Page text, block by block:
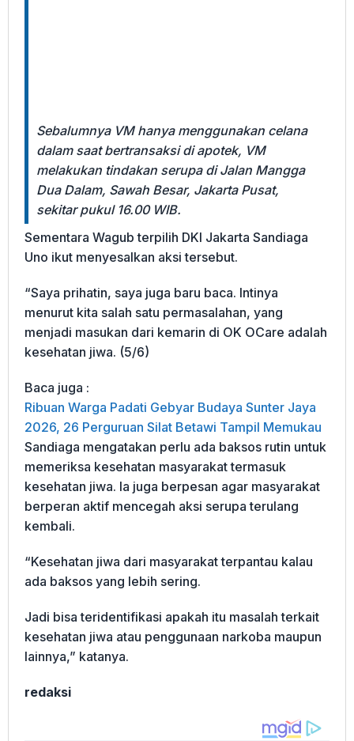
Sebalumnya VM hanya menggunakan celana
dalam saat bertransaksi di apotek, VM
melakukan tindakan serupa di Jalan Mangga
Dua Dalam, Sawah Besar, Jakarta Pusat,
sekitar pukul 16.00 WIB.
Sementara Wagub terpilih DKI Jakarta Sandiaga
Uno ikut menyesalkan aksi tersebut.
“Saya prihatin, saya juga baru baca. Intinya
menurut kita salah satu permasalahan, yang
menjadi masukan dari kemarin di OK OCare adalah
kesehatan jiwa. (5/6)
Baca juga :
Ribuan Warga Padati Gebyar Budaya Sunter Jaya
2026, 26 Perguruan Silat Betawi Tampil Memukau
Sandiaga mengatakan perlu ada baksos rutin untuk
memeriksa kesehatan masyarakat termasuk
kesehatan jiwa. Ia juga berpesan agar masyarakat
berperan aktif mencegah aksi serupa terulang
kembali.
“Kesehatan jiwa dari masyarakat terpantau kalau
ada baksos yang lebih sering.
Jadi bisa teridentifikasi apakah itu masalah terkait
kesehatan jiwa atau penggunaan narkoba maupun
lainnya,” katanya.
redaksi